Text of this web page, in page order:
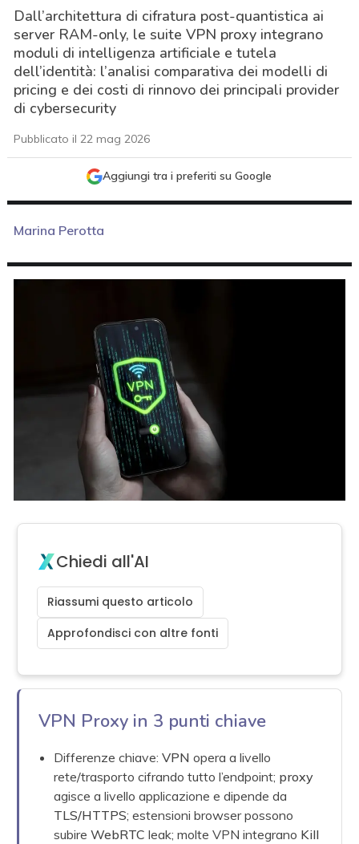
Dall’architettura di cifratura post-quantistica ai
server RAM-only, le suite VPN proxy integrano
moduli di intelligenza artificiale e tutela
dell’identità: l’analisi comparativa dei modelli di
pricing e dei costi di rinnovo dei principali provider
di cybersecurity
Pubblicato il 22 mag 2026
Aggiungi tra i preferiti su Google
Marina Perotta
Chiedi all'AI
Riassumi questo articolo
Approfondisci con altre fonti
VPN Proxy in 3 punti chiave
Differenze chiave:VPN opera a livello
rete/trasporto cifrando tutto l’endpoint; proxy
agisce a livello applicazione e dipende da
TLS/HTTPS; estensioni browser possono
subireWebRTC leak; molte VPN integrano Kill